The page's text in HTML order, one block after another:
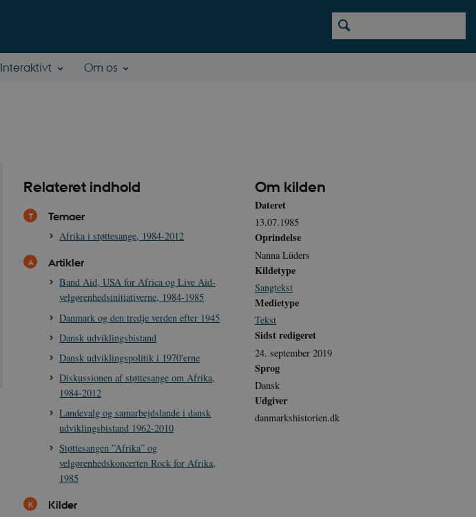
Interaktivt Om os
Relateret indhold
Temaer
Afrika i støttesange, 1984-2012
Artikler
Band Aid, USA for Africa og Live Aid-
velgørenhedsinitiativerne, 1984-1985
Danmark og den tredje verden efter 1945
Dansk udviklingsbistand
Dansk udviklingspolitik i 1970'erne
Diskussionen af støttesange om Afrika,
1984-2012
Landevalg og samarbejdslande i dansk
udviklingsbistand 1962-2010
Støttesangen ”Afrika” og
velgørenhedskoncerten Rock for Afrika,
1985
Kilder
Om kilden
Dateret
13.07.1985
Oprindelse
Nanna Lüders
Kildetype
Sangtekst
Medietype
Tekst
Sidst redigeret
24. september 2019
Sprog
Dansk
Udgiver
danmarkshistorien.dk